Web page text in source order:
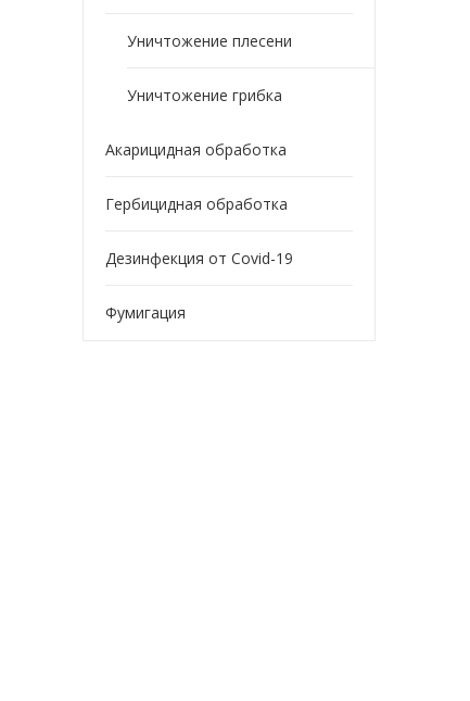
Уничтожение плесени
Уничтожение грибка
Акарицидная обработка
Гербицидная обработка
Дезинфекция от Covid-19
Фумигация